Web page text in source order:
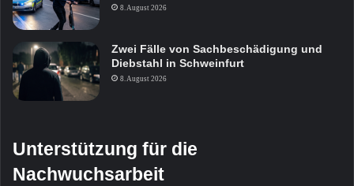
8. August 2026
Zwei Fälle von Sachbeschädigung und
Diebstahl in Schweinfurt
8. August 2026
Unterstützung für die
Nachwuchsarbeit